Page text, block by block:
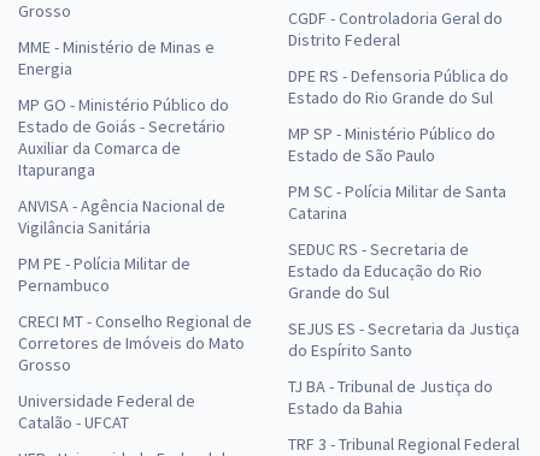
Grosso
MME - Ministério de Minas e
Energia
MP GO - Ministério Público do
Estado de Goiás - Secretário
Auxiliar da Comarca de
Itapuranga
ANVISA - Agência Nacional de
Vigilância Sanitária
PM PE - Polícia Militar de
Pernambuco
CRECI MT - Conselho Regional de
Corretores de Imóveis do Mato
Grosso
Universidade Federal de
Catalão - UFCAT
CGDF - Controladoria Geral do
Distrito Federal
DPE RS - Defensoria Pública do
Estado do Rio Grande do Sul
MP SP - Ministério Público do
Estado de São Paulo
PM SC - Polícia Militar de Santa
Catarina
SEDUC RS - Secretaria de
Estado da Educação do Rio
Grande do Sul
SEJUS ES - Secretaria da Justiça
do Espírito Santo
TJ BA - Tribunal de Justiça do
Estado da Bahia
TRF 3 - Tribunal Regional Federal